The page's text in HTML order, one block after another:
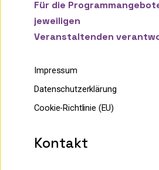
Für die
jeweiligen
Veranstaltenden
Impressum
Datenschutzerklärung
Cookie-Richtlinie (EU)
Kontakt